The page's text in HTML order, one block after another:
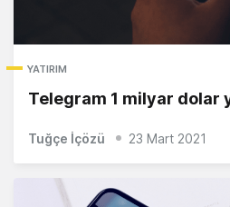
YATIRIM
Telegram 1 milyar dolar
Tuğçe İçözü 23 Mart 2021